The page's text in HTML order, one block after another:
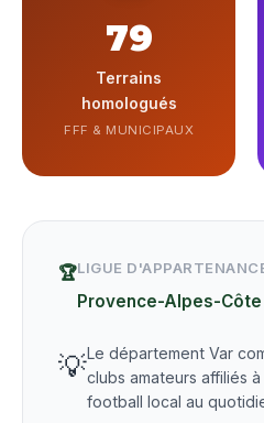
79
Terrains
homologués
FFF & MUNICIPAUX
🏆LIGUE
Provence-Alpes-
💡Le département Var
clubs amateurs affiliés
football local au